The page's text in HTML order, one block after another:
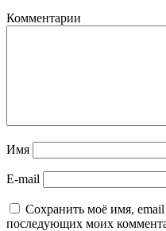
Комментарии
Имя
E-mail
Сохранить моё имя, email
последующих моих